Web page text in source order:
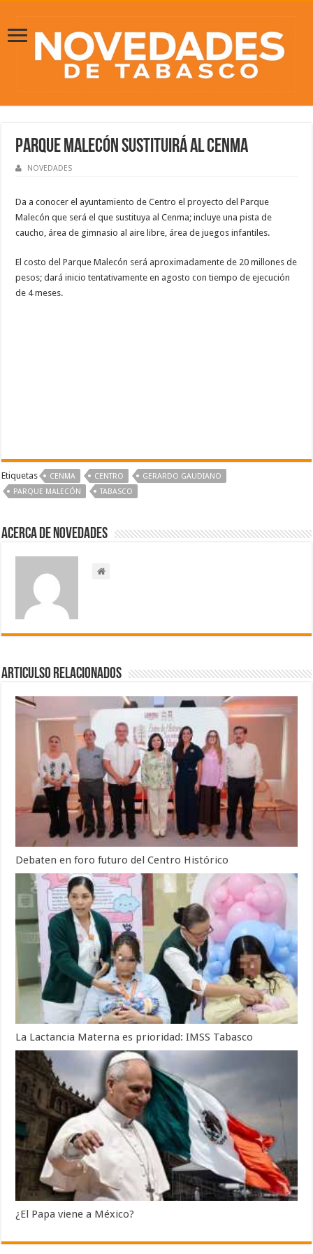
Parque Malecón sustituirá al Cenma
NOVEDADES
Da a conocer el ayuntamiento de Centro el proyecto del Parque
Malecón que será el que sustituya al Cenma; incluye una pista de
caucho, área de gimnasio al aire libre, área de juegos infantiles.
El costo del Parque Malecón será aproximadamente de 20 millones de
pesos; dará inicio tentativamente en agosto con tiempo de ejecución
de 4 meses.
Etiquetas CENMA CENTRO
GERARDO GAUDIANO
PARQUE MALECÓN
TABASCO
Acerca de NOVEDADES
Articulso Relacionados
Debaten en foro futuro del Centro Histórico
La Lactancia Materna es prioridad: IMSS Tabasco
¿El Papa viene a México?